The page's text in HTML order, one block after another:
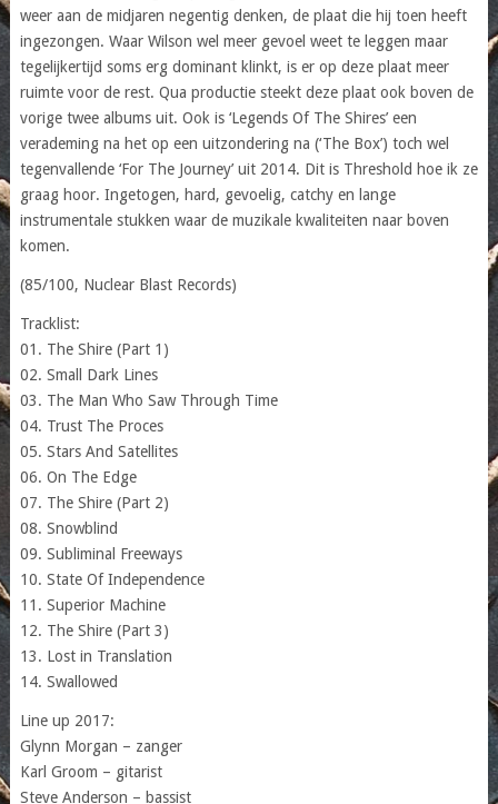
weer aan de midjaren negentig denken, de plaat die hij toen heeft
ingezongen. Waar Wilson wel meer gevoel weet te leggen maar
tegelijkertijd soms erg dominant klinkt, is er op deze plaat meer
ruimte voor de rest. Qua productie steekt deze plaat ook boven de
vorige twee albums uit. Ook is ‘Legends Of The Shires’ een
verademing na het op een uitzondering na (‘The Box’) toch wel
tegenvallende ‘For The Journey’ uit 2014. Dit is Threshold hoe ik ze
graag hoor. Ingetogen, hard, gevoelig, catchy en lange
instrumentale stukken waar de muzikale kwaliteiten naar boven
komen.
(85/100, Nuclear Blast Records)
Tracklist:
01. The Shire (Part 1)
02. Small Dark Lines
03. The Man Who Saw Through Time
04. Trust The Proces
05. Stars And Satellites
06. On The Edge
07. The Shire (Part 2)
08. Snowblind
09. Subliminal Freeways
10. State Of Independence
11. Superior Machine
12. The Shire (Part 3)
13. Lost in Translation
14. Swallowed
Line up 2017:
Glynn Morgan – zanger
Karl Groom – gitarist
Steve Anderson – bassist